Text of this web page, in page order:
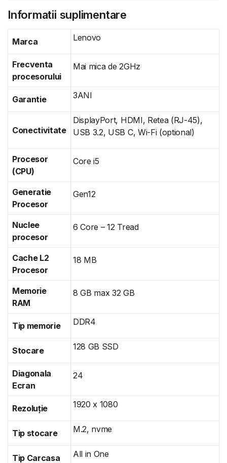
Informatii suplimentare
Marca Lenovo
Frecventa
procesorului
Mai mica de 2GHz
Garantie 3ANI
Conectivitate
DisplayPort, HDMI, Retea (RJ-45),
USB 3.2, USB C, Wi-Fi (optional)
Procesor
(CPU)
Core i5
Generatie
Procesor
Gen12
Nuclee
procesor
6 Core – 12 Tread
Cache L2
Procesor
18 MB
Memorie
RAM
8 GB max 32 GB
Tip memorie DDR4
Stocare 128 GB SSD
Diagonala
Ecran
24
Rezoluție 1920 x 1080
Tip stocare M.2, nvme
Tip Carcasa All in One